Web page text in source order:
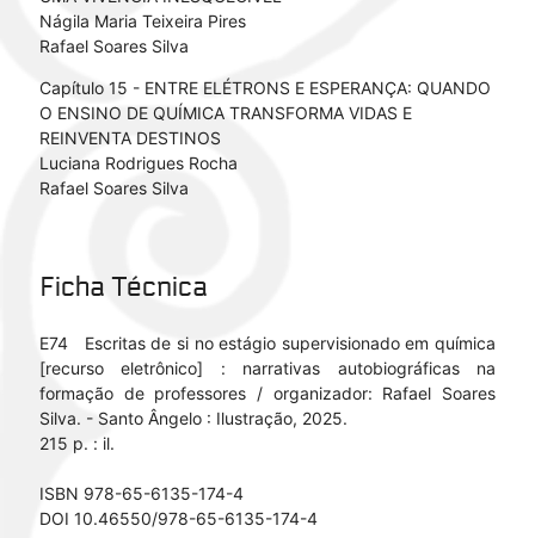
Nágila Maria Teixeira Pires
Rafael Soares Silva
Capítulo 15 - ENTRE ELÉTRONS E ESPERANÇA: QUANDO
O ENSINO DE QUÍMICA TRANSFORMA VIDAS E
REINVENTA DESTINOS
Luciana Rodrigues Rocha
Rafael Soares Silva
Ficha Técnica
E74 Escritas de si no estágio supervisionado em química
[recurso eletrônico] : narrativas autobiográficas na
formação de professores / organizador: Rafael Soares
Silva. - Santo Ângelo : Ilustração, 2025.
215 p. : il.
ISBN 978-65-6135-174-4
DOI 10.46550/978-65-6135-174-4